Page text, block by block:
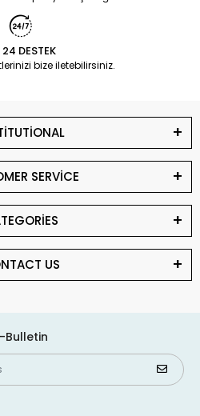
DESTEK
bize iletebilirsiniz.
SERVİCE
US
Bulletin